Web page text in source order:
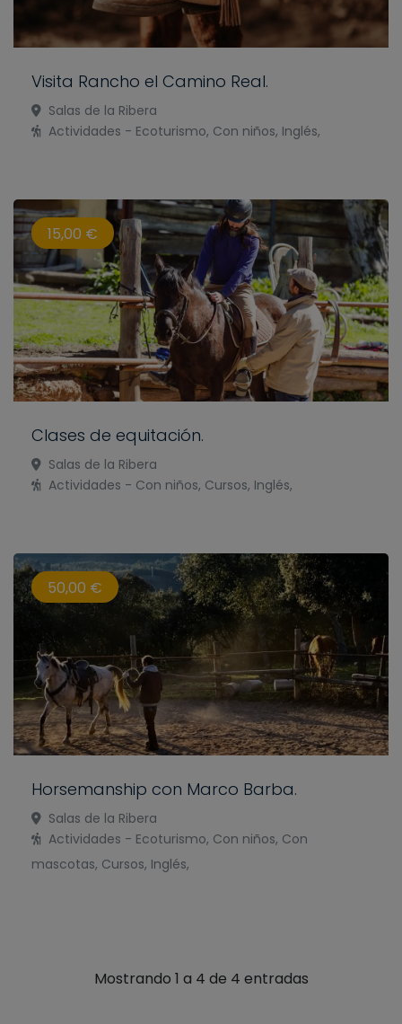
Visita Rancho el Camino Real.
Salas de la Ribera
Actividades - Ecoturismo, Con niños, Inglés,
15,00 €
Clases de equitación.
Salas de la Ribera
Actividades - Con niños, Cursos, Inglés,
50,00 €
Horsemanship con Marco Barba.
Salas de la Ribera
Actividades - Ecoturismo, Con niños, Con
mascotas, Cursos, Inglés,
Mostrando 1 a 4 de 4 entradas